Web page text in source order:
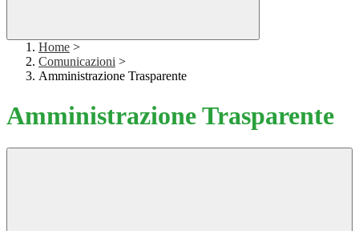
Home >
Comunicazioni >
Amministrazione Trasparente
Amministrazione Trasparente